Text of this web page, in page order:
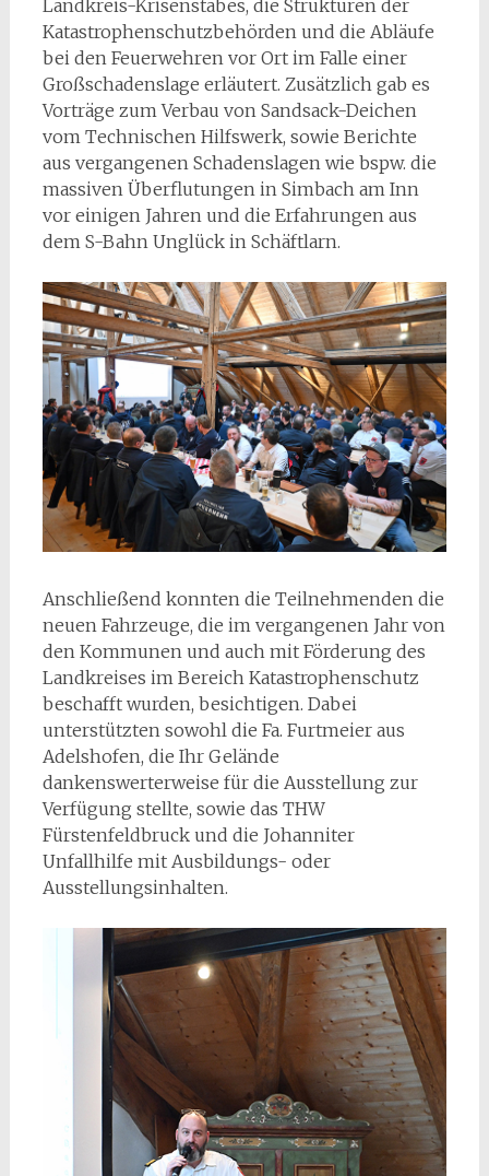
Landkreis-Krisenstabes, die Strukturen der
Katastrophenschutzbehörden und die Abläufe
bei den Feuerwehren vor Ort im Falle einer
Großschadenslage erläutert. Zusätzlich gab es
Vorträge zum Verbau von Sandsack-Deichen
vom Technischen Hilfswerk, sowie Berichte
aus vergangenen Schadenslagen wie bspw. die
massiven Überflutungen in Simbach am Inn
vor einigen Jahren und die Erfahrungen aus
dem S-Bahn Unglück in Schäftlarn.
Anschließend konnten die Teilnehmenden die
neuen Fahrzeuge, die im vergangenen Jahr von
den Kommunen und auch mit Förderung des
Landkreises im Bereich Katastrophenschutz
beschafft wurden, besichtigen. Dabei
unterstützten sowohl die Fa. Furtmeier aus
Adelshofen, die Ihr Gelände
dankenswerterweise für die Ausstellung zur
Verfügung stellte, sowie das THW
Fürstenfeldbruck und die Johanniter
Unfallhilfe mit Ausbildungs- oder
Ausstellungsinhalten.